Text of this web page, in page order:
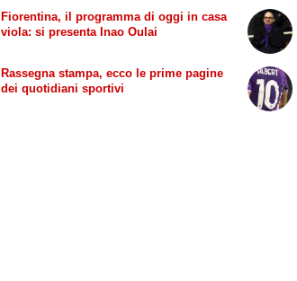
Fiorentina, il programma di oggi in casa
viola: si presenta Inao Oulai
Rassegna stampa, ecco le prime pagine
dei quotidiani sportivi